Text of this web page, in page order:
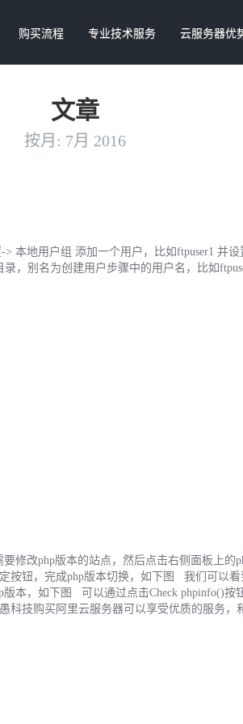
购买流程 专业技术服务 云服务器优
文章
按月: 7月 2016
本地用户组 添加一个用户，比如ftpuser1 并设
，别名为创建用户步骤中的用户名，比如
修改php版本的站点，然后点击右侧面板上的
按钮，完成php版本切换，如下图 我们可以看
本，如下图 可以通过点击Check phpinfo()按
技购买阿里云服务器可以享受优质的服务，